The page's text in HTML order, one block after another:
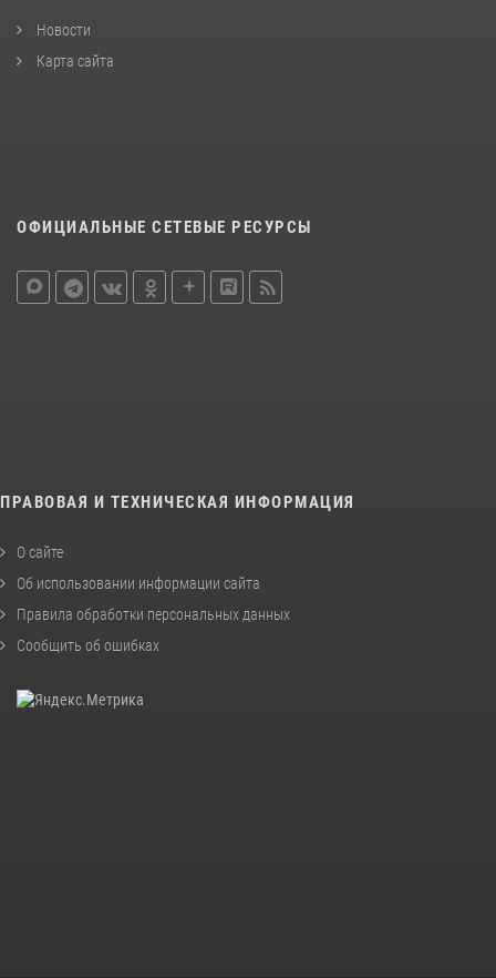
Новости
Карта сайта
ОФИЦИАЛЬНЫЕ СЕТЕВЫЕ РЕСУРСЫ
ПРАВОВАЯ И ТЕХНИЧЕСКАЯ ИНФОРМАЦИЯ
О сайте
Об использовании информации сайта
Правила обработки персональных данных
Сообщить об ошибках